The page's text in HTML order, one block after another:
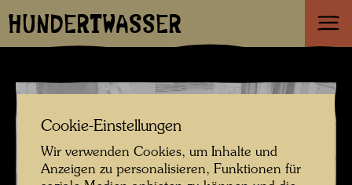
HUNDERTWASSER
Cookie-Einstellungen
Wir verwenden Cookies, um Inhalte und
Anzeigen zu personalisieren, Funktionen für